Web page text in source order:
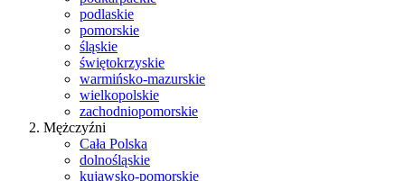
podlaskie
pomorskie
śląskie
świętokrzyskie
warmińsko-mazurskie
wielkopolskie
zachodniopomorskie
Mężczyźni
Cała Polska
dolnośląskie
kujawsko-pomorskie